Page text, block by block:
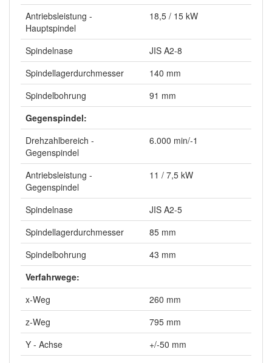
Antriebsleistung -
Hauptspindel
18,5 / 15 kW
Spindelnase
JIS A2-8
Spindellagerdurchmesser
140 mm
Spindelbohrung
91 mm
Gegenspindel:
Drehzahlbereich -
Gegenspindel
6.000 min/-1
Antriebsleistung -
Gegenspindel
11 / 7,5 kW
Spindelnase
JIS A2-5
Spindellagerdurchmesser
85 mm
Spindelbohrung
43 mm
Verfahrwege:
x-Weg
260 mm
z-Weg
795 mm
Y - Achse
+/-50 mm